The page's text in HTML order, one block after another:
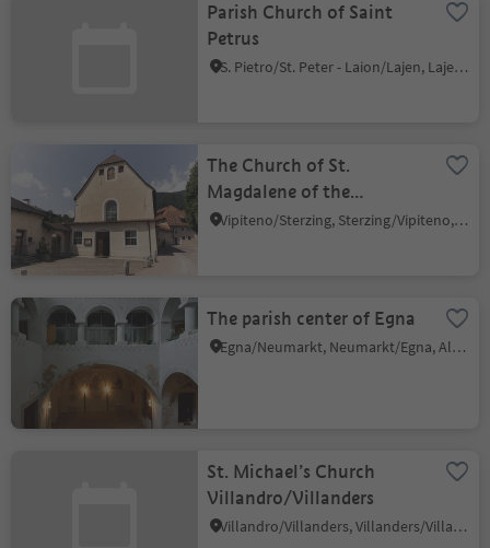
Parish Church of Saint
Petrus
S. Pietro/St. Peter - Laion/Lajen, Lajen/Laion
The Church of St.
Magdalene of the
Capuchin
Vipiteno/Sterzing, Sterzing/Vipiteno, Sterzing/Vipiteno and environs
The parish center of Egna
Egna/Neumarkt, Neumarkt/Egna, Alto Adige Wine Road
St. Michael’s Church
Villandro/Villanders
Villandro/Villanders, Villanders/Villandro, Brixen/Bressanone and environs